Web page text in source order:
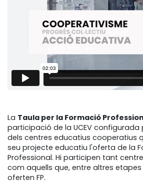
La Taula per la Formació
participació de la UCEV configurada
dels centres educatius cooperatius
seu projecte educatiu l'oferta de la
Professional. Hi participen tant
com aquells que, entre altres
oferten FP.